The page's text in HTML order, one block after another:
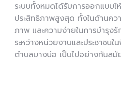
ระบบทั้งหมดได้รับการออกแบบใ
ประสิทธิภาพสูงสุด ทั้งในด้านค
ภาพ และความง่ายในการบำรุง
ระหว่างหน่วยงานและประชาชน
ตำบลบางบ่อ เป็นไปอย่างทันสมั